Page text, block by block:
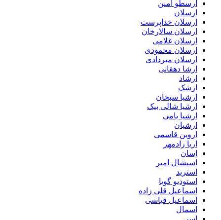
ارسطو امین
ارسلان
ارسلان خداپرست
ارسلان سالارخان
ارسلان غلامی
ارسلان محمودی
ارسلان میردادی
ارشا دهقانی
ارشاد
ارشک
ارشیا سبحان
ارشیا شالی بیک
ارشیا یامی
ارشیان
اروین قاسمی
اریا رادمهر
اِسان
اسپشال امیر
استرید
استودیو گویا
اسماعیل قلی زاده
اسماعیل قیاسی
اسمال